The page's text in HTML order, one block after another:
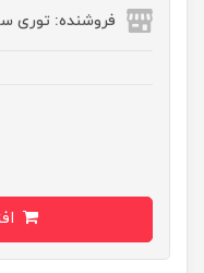
فروشنده: توری